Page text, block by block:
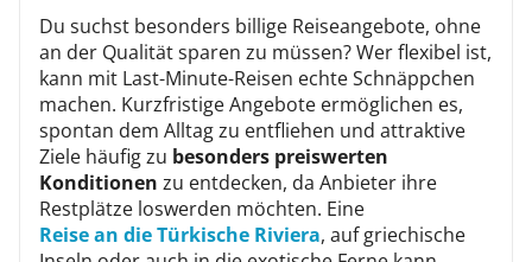
Du suchst besonders billige Reiseangebote, ohne
an der Qualität sparen zu müssen? Wer flexibel ist,
kann mit Last-Minute-Reisen echte Schnäppchen
machen. Kurzfristige Angebote ermöglichen es,
spontan dem Alltag zu entfliehen und attraktive
Ziele häufig zu besonders preiswerten
Konditionen zu entdecken, da Anbieter ihre
Restplätze loswerden möchten. Eine
Reise an die Türkische Riviera, auf griechische